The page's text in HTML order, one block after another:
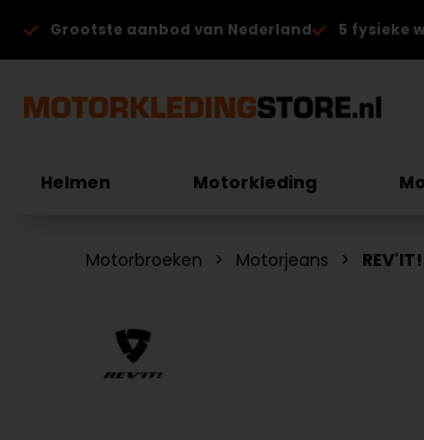
Grootste aanbod van Nederland 5 fysieke
Helmen Motorkleding
Motorbroeken Motorjeans